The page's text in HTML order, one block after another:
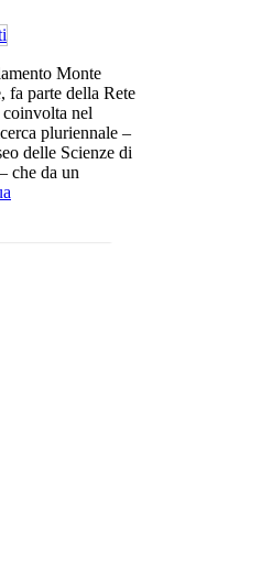
Monte
fa parte della Rete
coinvolta nel
pluriennale –
delle Scienze di
che da un